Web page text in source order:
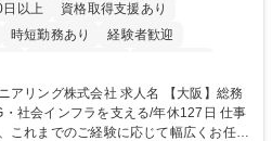
以上
資格取得支援あり
時短勤務あり
経験者歓迎
装自由 寮・社宅あり 食事補助あり
会社 求人名 【大阪】総務
会インフラを支える/年休127日 仕事
これまでのご経験に応じて幅広くお任せ